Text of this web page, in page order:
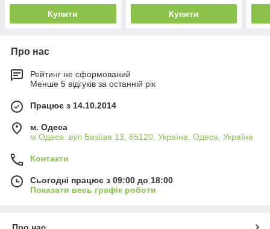
Купити Купити
Про нас
Рейтинг не сформований
Менше 5 відгуків за останній рік
Працює з 14.10.2014
м. Одеса
м.Одеса. вул Базова 13, 65120, Україна, Одеса, Україна
Контакти
Сьогодні працює з 09:00 до 18:00
Показати весь графік роботи